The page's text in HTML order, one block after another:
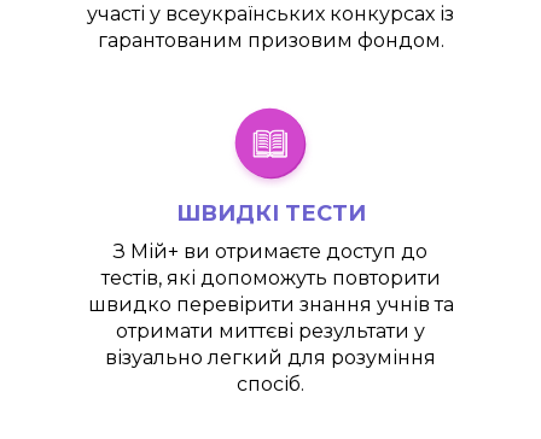
участі у всеукраїнських конкурсах із
гарантованим призовим фондом.
ШВИДКІ ТЕСТИ
З Мій+ ви отримаєте доступ до
тестів, які допоможуть повторити
швидко перевірити знання учнів та
отримати миттєві результати у
візуально легкий для розуміння
спосіб.